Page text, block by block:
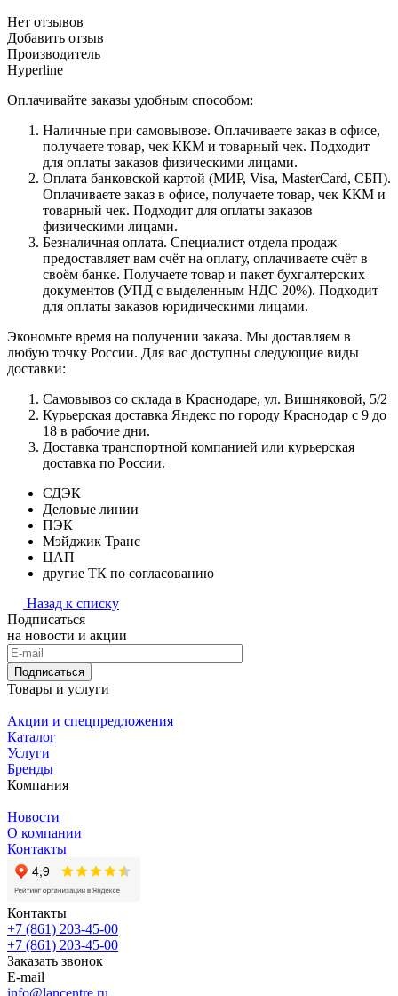
Нет отзывов
Добавить отзыв
Производитель
Hyperline
Оплачивайте заказы удобным способом:
Наличные при самовывозе. Оплачиваете заказ в офисе,
получаете товар, чек ККМ и товарный чек. Подходит
для оплаты заказов физическими лицами.
Оплата банковской картой (МИР, Visa, MasterCard, СБП).
Оплачиваете заказ в офисе, получаете товар, чек ККМ и
товарный чек. Подходит для оплаты заказов
физическими лицами.
Безналичная оплата. Специалист отдела продаж
предоставляет вам счёт на оплату, оплачиваете счёт в
своём банке. Получаете товар и пакет бухгалтерских
документов (УПД с выделенным НДС 20%). Подходит
для оплаты заказов юридическими лицами.
Экономьте время на получении заказа. Мы доставляем в
любую точку России. Для вас доступны следующие виды
доставки:
Самовывоз со склада в Краснодаре, ул. Вишняковой, 5/2
Курьерская доставка Яндекс по городу Краснодар с 9 до
18 в рабочие дни.
Доставка транспортной компанией или курьерская
доставка по России.
СДЭК
Деловые линии
ПЭК
Мэйджик Транс
ЦАП
другие ТК по согласованию
Назад к списку
Подписаться
на новости и акции
Подписаться
Товары и услуги
Акции и спецпредложения
Каталог
Услуги
Бренды
Компания
Новости
О компании
Контакты
Контакты
+7 (861) 203-45-00
+7 (861) 203-45-00
Заказать звонок
E-mail
info@lancentre.ru